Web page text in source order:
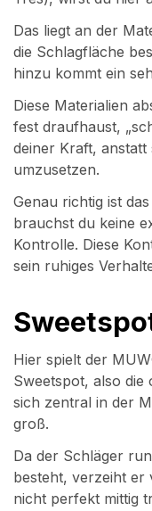
Das liegt an der
die Schlagfläche
hinzu kommt ein
Diese Materialien
fest draufhaust,
deiner Kraft, anstatt
umzusetzen.
Genau richtig ist
brauchst du keine
Kontrolle. Diese
sein ruhiges
Hier spielt der
Sweetspot, also
sich zentral in der
groß.
Da der Schläger
besteht, verzeiht er
nicht perfekt mittig